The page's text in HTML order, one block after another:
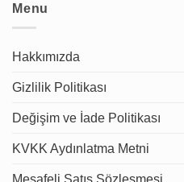
Menu
Hakkımızda
Gizlilik Politikası
Değişim ve İade Politikası
KVKK Aydınlatma Metni